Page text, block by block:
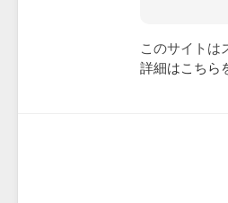
このサイトは
詳細はこちら